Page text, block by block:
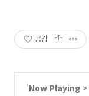
공감
'Now Playing >